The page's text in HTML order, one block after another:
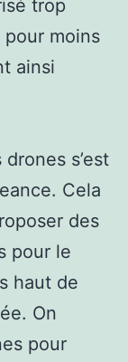
trop
pour moins
ainsi
s’est
Cela
des
pour le
haut de
On
pour